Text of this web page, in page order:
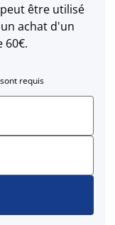
être utilisé
achat d'un
60€.
requis